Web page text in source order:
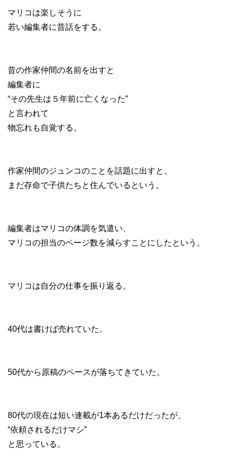
マリコは楽しそうに
若い編集者に昔話をする。
昔の作家仲間の名前を出すと
編集者に
“その先生は５年前に亡くなった”
と言われて
物忘れも自覚する。
作家仲間のジュンコのことを話題に出すと、
まだ存命で子供たちと住んでいるという。
編集者はマリコの体調を気遣い、
マリコの担当のページ数を減らすことにしたという。
マリコは自分の仕事を振り返る。
40代は書けば売れていた。
50代から原稿のペースが落ちてきていた。
80代の現在は短い連載が1本あるだけだったが、
“依頼されるだけマシ”
と思っている。